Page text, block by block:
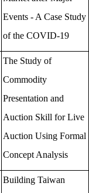
Events - A Case Study
of the COVID-19
The Study of
Commodity
Presentation and
Auction Skill for Live
Auction Using Formal
Concept Analysis
Building Taiwan